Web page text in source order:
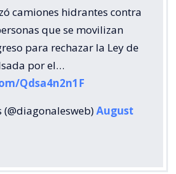
camiones hidrantes contra
que se movilizan
para rechazar la Ley de
por el…
Qdsa4n2n1F
August